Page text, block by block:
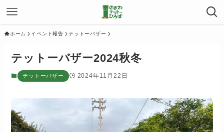
ホーム イベント報告 テットーバザー
テットーバザー2024秋冬
テットーバザー 2024年11月22日